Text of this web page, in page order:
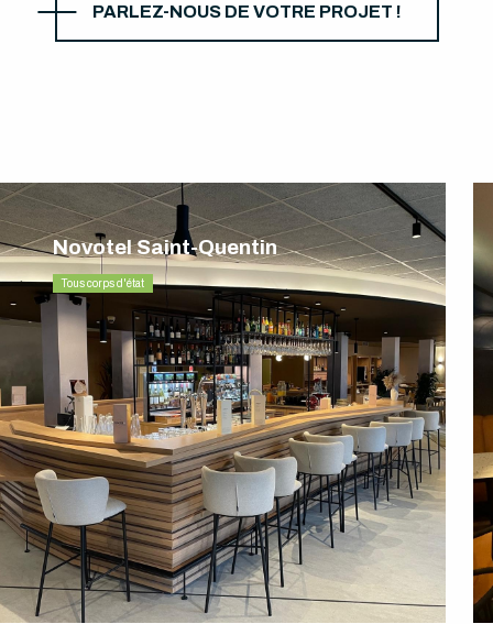
PARLEZ-NOUS DE VOTRE PROJET !
Novotel Saint-Quentin
Tous corps d'état